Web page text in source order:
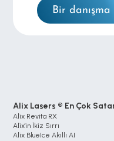
Bir
Alix Lasers ® En Çok
Alix Revita RX
Alix'in İkiz Sırrı
Alix BlueIce Akıllı AI